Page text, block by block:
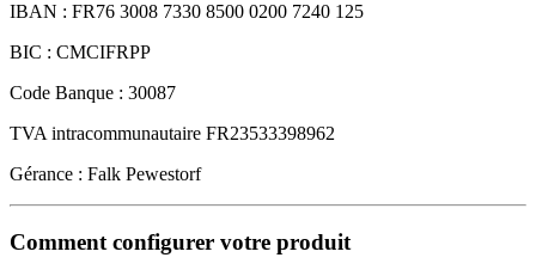
IBAN : FR76 3008 7330 8500 0200 7240 125
BIC : CMCIFRPP
Code Banque : 30087
TVA intracommunautaire FR23533398962
Gérance : Falk Pewestorf
Comment configurer votre produit